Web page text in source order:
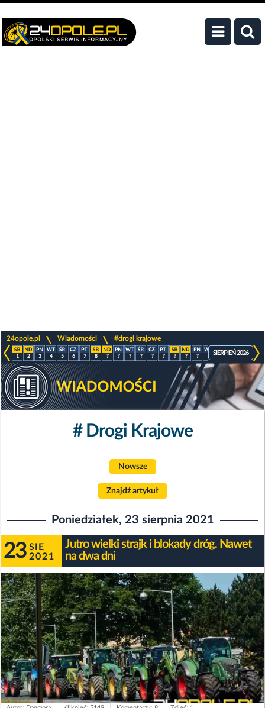
24opole.pl Wiadomości #drogi krajowe
1 2 3 4 5 6 7 8 ? ? ? ? ? ? ? ? ? ? ? ? ?
SIERPIEŃ 2026
# Drogi Krajowe
Nowsze
Znajdź artykuł
Poniedziałek, 23 sierpnia 2021
23 SIE
2021
Jutro wielki strajk i blokady dróg. Nawet
na dwa dni